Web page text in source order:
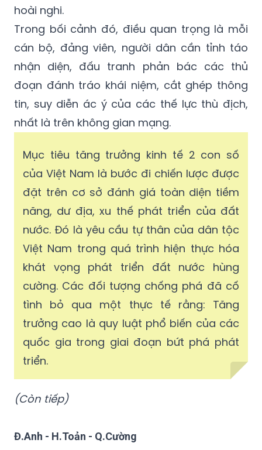
hoài nghi.
Trong bối cảnh đó, điều quan trọng là mỗi
cán bộ, đảng viên, người dân cần tỉnh táo
nhận diện, đấu tranh phản bác các thủ
đoạn đánh tráo khái niệm, cắt ghép thông
tin, suy diễn ác ý của các thế lực thù địch,
nhất là trên không gian mạng.
Mục tiêu tăng trưởng kinh tế 2 con số
của Việt Nam là bước đi chiến lược được
đặt trên cơ sở đánh giá toàn diện tiềm
năng, dư địa, xu thế phát triển của đất
nước. Đó là yêu cầu tự thân của dân tộc
Việt Nam trong quá trình hiện thực hóa
khát vọng phát triển đất nước hùng
cường. Các đối tượng chống phá đã cố
tình bỏ qua một thực tế rằng: Tăng
trưởng cao là quy luật phổ biến của các
quốc gia trong giai đoạn bứt phá phát
triển.
(Còn tiếp)
Đ.Anh - H.Toản - Q.Cường